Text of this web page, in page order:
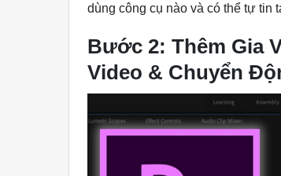
dùng công cụ nào và có thể tự tin
Bước 2: Thêm Gia
Video & Chuyển